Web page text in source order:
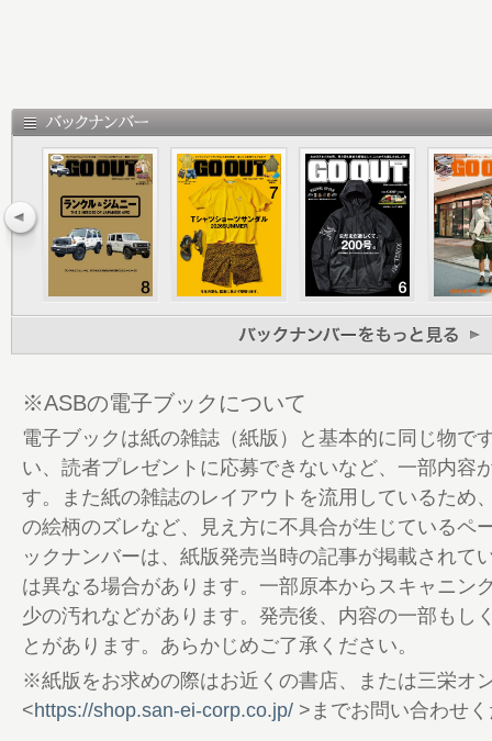
30 CAMP大好き！ なアナタのための、最
＆ギア。
32 PART 1 キャンプ最高！ なSTYLE拝
JAMBOREE 2024
44 PART 2 CAMP WEAR SELECTION
58 PART 3 NEW CAMPING GEAR 2024
74 PART 4 機能もルックスも満足な、達
クト。
86 GO OUT ONLINE 春のコラボフェス
103 GO OUT Choice
118 BRAND PICK UP bal
124 GO OUT JAMBOREE 2024 Report
130 GO OUT CAMP DOSHI 2024 Report
132 GO OUT CAMP 猪苗代 vol.10 告知
134 春のマガジンフェスタ2024 告知
136 GO OUT Livin’
140 GO OUTの家
141 Information ＆ Present
142 GO OUT CAMP GEAR BOOK Vol.10
143 Shop List
144 釣り部
※ASBの電子ブックについて
電子ブックは紙の雑誌（紙版）と基本的に同じ物で
い、読者プレゼントに応募できないなど、一部内容
す。また紙の雑誌のレイアウトを流用しているため
の絵柄のズレなど、見え方に不具合が生じているペ
ックナンバーは、紙版発売当時の記事が掲載されて
は異なる場合があります。一部原本からスキャニン
少の汚れなどがあります。発売後、内容の一部もし
とがあります。あらかじめご了承ください。
※紙版をお求めの際はお近くの書店、または三栄オ
<https://shop.san-ei-corp.co.jp/ >までお問い合わせ